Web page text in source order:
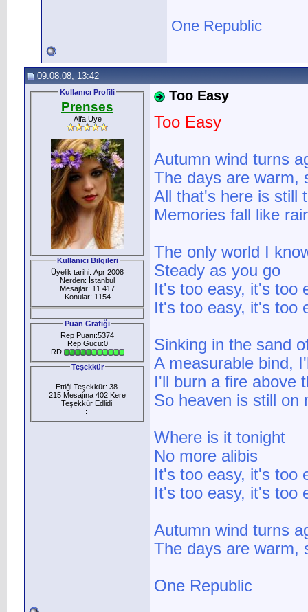
One Republic
09.08.08, 13:42
Kullanıcı Profili
Prenses
Alfa Üye
Kullanıcı Bilgileri
Üyelik tarihi: Apr 2008
Nerden: İstanbul
Mesajlar: 11.417
Konular: 1154
Puan Grafiği
Rep Puanı:5374
Rep Gücü:0
RD:
Teşekkür
Ettiği Teşekkür: 38
215 Mesajına 402 Kere
Teşekkür Edlidi
:
Too Easy
Too Easy
Autumn wind turns
The days are warm,
All that's here is still
Memories fall like
The only world I
Steady as you go
It's too easy, it's too
It's too easy, it's too
Sinking in the sand
A measurable bind,
I'll burn a fire above
So heaven is still on
Where is it tonight
No more alibis
It's too easy, it's too
It's too easy, it's too
Autumn wind turns
The days are warm,
One Republic